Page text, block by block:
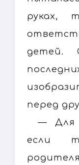
руках,
детей.
перед
— Для
если